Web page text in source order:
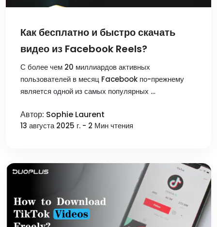
Как бесплатно и быстро скачать
видео из Facebook Reels?
С более чем 20 миллиардов активных
пользователей в месяц Facebook по-прежнему
является одной из самых популярных …
Автор: Sophie Laurent
13 августа 2025 г. - 2 Мин чтения